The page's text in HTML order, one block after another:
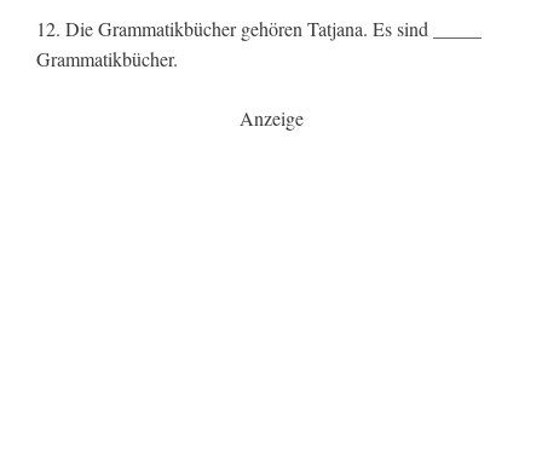
12. Die Grammatikbücher gehören Tatjana. Es sind _____
Grammatikbücher.
Anzeige